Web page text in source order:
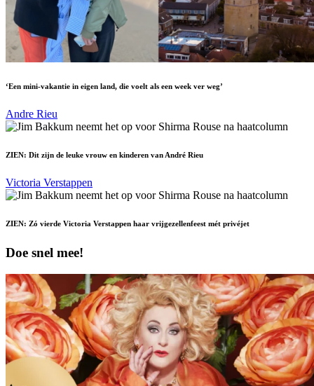
‘Een mini-vakantie in eigen land, die voelt als een week ver weg’
Andre Rieu
ZIEN: Dit zijn de leuke vrouw en kinderen van André Rieu
Victoria Verstappen
ZIEN: Zó vierde Victoria Verstappen haar vrijgezellenfeest mét privéjet
Doe snel mee!